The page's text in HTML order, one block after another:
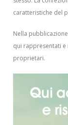
caratteristiche del
Nella
qui rappresentati
proprietari.